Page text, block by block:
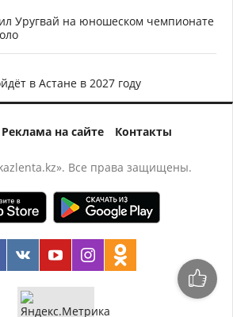
Уругвай на юношеском чемпионате
в Астане в 2027 году
Реклама на сайте Контакты
Все права защищены.